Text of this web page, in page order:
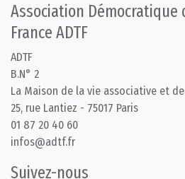
Association Démocratique
France ADTF
ADTF
B.N° 2
La Maison de la vie associative et
25, rue Lantiez - 75017 Paris
01 87 20 40 60
infos@adtf.fr
Suivez-nous